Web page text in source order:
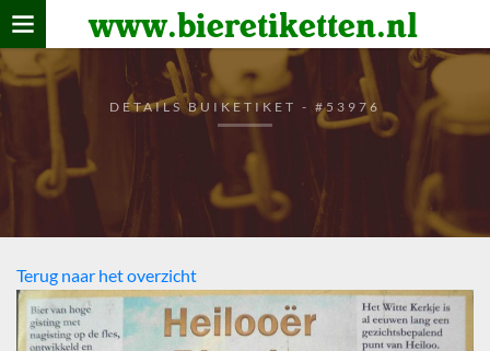
www.bieretiketten.nl
Home
verzamelen
De bierkaart
Bezoekers
DETAILS BUIKETIKET - #53976
Terug naar het overzicht